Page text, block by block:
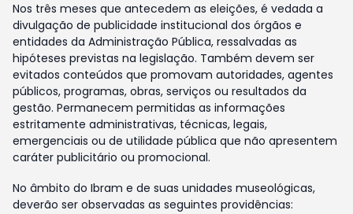
Nos três meses que antecedem as eleições, é vedada a
divulgação de publicidade institucional dos órgãos e
entidades da Administração Pública, ressalvadas as
hipóteses previstas na legislação. Também devem ser
evitados conteúdos que promovam autoridades, agentes
públicos, programas, obras, serviços ou resultados da
gestão. Permanecem permitidas as informações
estritamente administrativas, técnicas, legais,
emergenciais ou de utilidade pública que não apresentem
caráter publicitário ou promocional.
No âmbito do Ibram e de suas unidades museológicas,
deverão ser observadas as seguintes providências: